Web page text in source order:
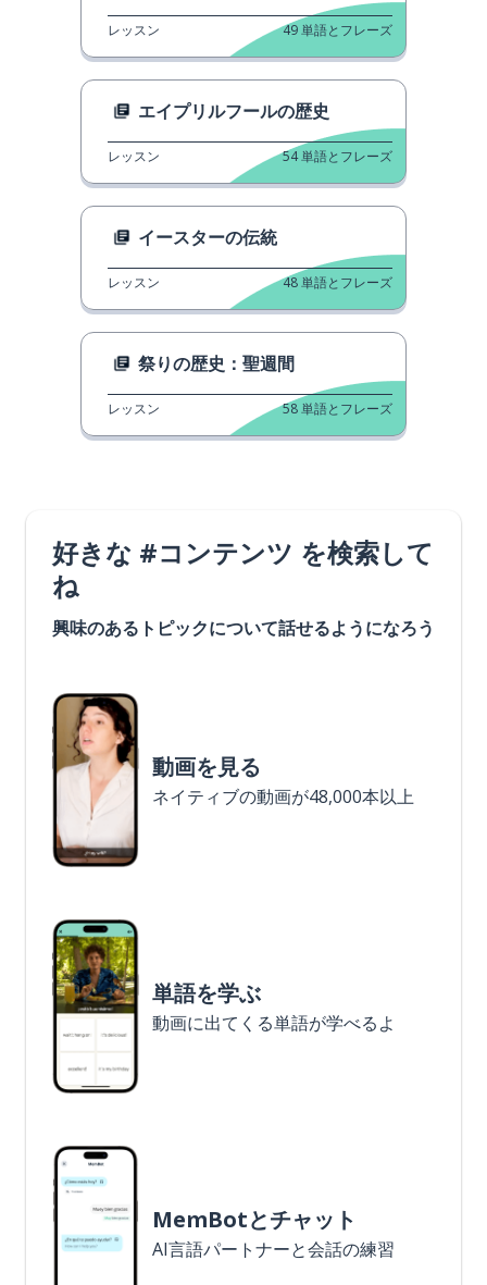
レッスン 49単語とフレーズ
エイプリルフールの歴史
レッスン 54単語とフレーズ
イースターの伝統
レッスン 48単語とフレーズ
祭りの歴史：聖週間
レッスン 58単語とフレーズ
好きな #コンテンツ を検索して
ね
興味のあるトピックについて話せるようになろう
動画を見る
ネイティブの動画が48,000本以上
単語を学ぶ
動画に出てくる単語が学べるよ
MemBotとチャット
AI言語パートナーと会話の練習